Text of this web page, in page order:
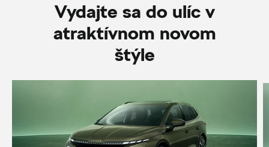
Vydajte sa do ulíc v
atraktívnom novom
štýle